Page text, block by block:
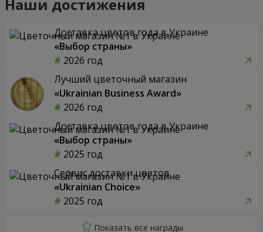
Наши достижения
Доставка цветов года в Украине
«Выбор страны»
2026 год
Лучший цветочный магазин
«Ukrainian Business Award»
2026 год
Доставка цветов года в Украине
«Выбор страны»
2025 год
Сервис доставки цветов
«Ukrainian Choice»
2025 год